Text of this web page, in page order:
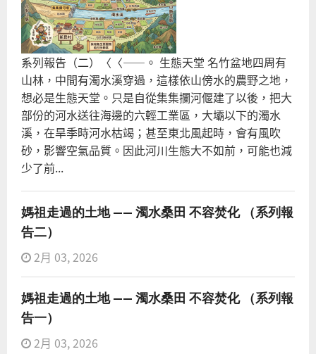
系列報告（二）〈〈――。 生態天堂 名竹盆地四周有
山林，中間有濁水溪穿過，這樣依山傍水的農野之地，
想必是生態天堂。只是自從集集攔河偃建了以後，把大
部份的河水送往海邊的六輕工業區，大壩以下的濁水
溪，在旱季時河水枯竭；甚至東北風起時，會有風吹
砂，影響空氣品質。因此河川生態大不如前，可能也減
少了前...
媽祖走過的土地 —— 濁水桑田 不容焚化 （系列報
告二）
2月 03, 2026
媽祖走過的土地 —— 濁水桑田 不容焚化 （系列報
告一）
2月 03, 2026